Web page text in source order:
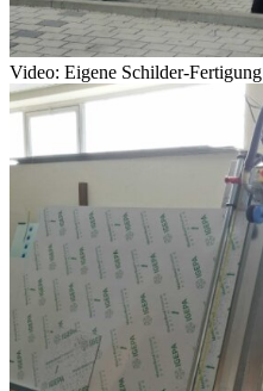
Video: Eigene Schilder-Fertigung